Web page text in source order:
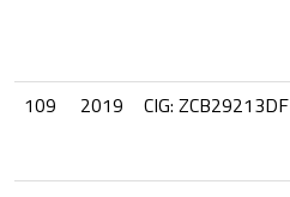
109
2019 CIG: ZCB29213DF